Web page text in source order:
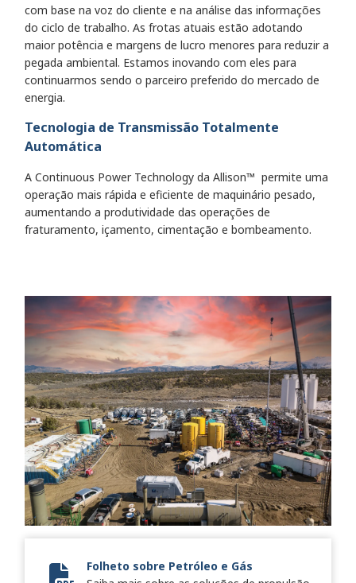
com base na voz do cliente e na análise das informações
do ciclo de trabalho. As frotas atuais estão adotando
maior potência e margens de lucro menores para reduzir a
pegada ambiental. Estamos inovando com eles para
continuarmos sendo o parceiro preferido do mercado de
energia.
Tecnologia de Transmissão Totalmente
Automática
A Continuous Power Technology da Allison™ permite uma
operação mais rápida e eficiente de maquinário pesado,
aumentando a produtividade das operações de
fraturamento, içamento, cimentação e bombeamento.
Folheto sobre Petróleo e Gás